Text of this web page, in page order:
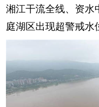
湘江干流全线、资水
庭湖区出现超警戒水